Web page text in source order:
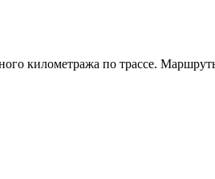
километража по трассе.